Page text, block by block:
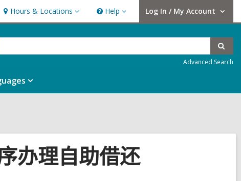
Hours & Locations
Hours
&
Locations
Help
Help Log In / My Account
User Log In / My Account.
Advanced Search
办理自助借还